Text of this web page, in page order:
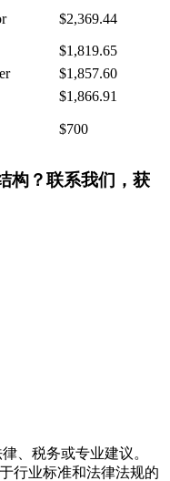
$2,369.44
$1,819.65
$1,857.60
$1,866.91
$700
构？联系我们，获
、税务或专业建议。
行业标准和法律法规的